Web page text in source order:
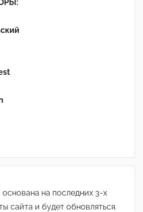
основана на последних 3-х
сайта и будет обновляться.